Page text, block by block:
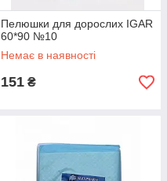
Пелюшки для дорослих IGAR
60*90 №10
Немає в наявності
151 ₴